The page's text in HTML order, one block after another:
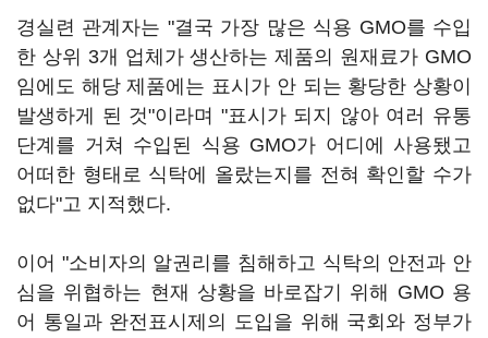
경실련 관계자는 "결국 가장 많은 식용 GMO를 수입
한 상위 3개 업체가 생산하는 제품의 원재료가 GMO
임에도 해당 제품에는 표시가 안 되는 황당한 상황이
발생하게 된 것"이라며 "표시가 되지 않아 여러 유통
단계를 거쳐 수입된 식용 GMO가 어디에 사용됐고
어떠한 형태로 식탁에 올랐는지를 전혀 확인할 수가
없다"고 지적했다.
이어 "소비자의 알권리를 침해하고 식탁의 안전과 안
심을 위협하는 현재 상황을 바로잡기 위해 GMO 용
어 통일과 완전표시제의 도입을 위해 국회와 정부가